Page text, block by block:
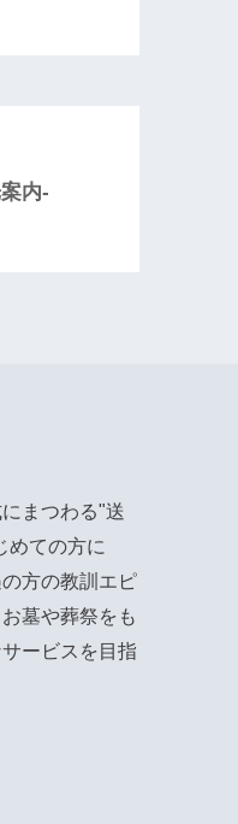
内-
まつわる"送
めての方に
方の教訓エピ
墓や葬祭をも
ービスを目指